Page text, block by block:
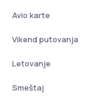
Avio karte
Vikend putovanja
Letovanje
Smeštaj